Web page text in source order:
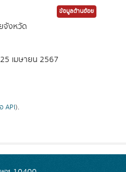
ข้อมูลด้านอ้อย
จังหวัด
25 เมษายน 2567
API).